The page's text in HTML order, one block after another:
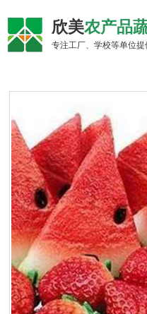
欣美农产品
专注工厂、学校等单位